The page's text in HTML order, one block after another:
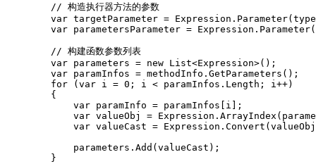
        // 构造执行器方法的参数
var targetParameter =
var parametersParameter =
        // 构建函数参数列表
        var parameters = new List<Expression>();
        var paramInfos = methodInfo.GetParameters();
        for (var i = 0; i < paramInfos.Length; i++)
        {
            var paramInfo = paramInfos[i];
var valueObj =
var valueCast =
            parameters.Add(valueCast);
        }